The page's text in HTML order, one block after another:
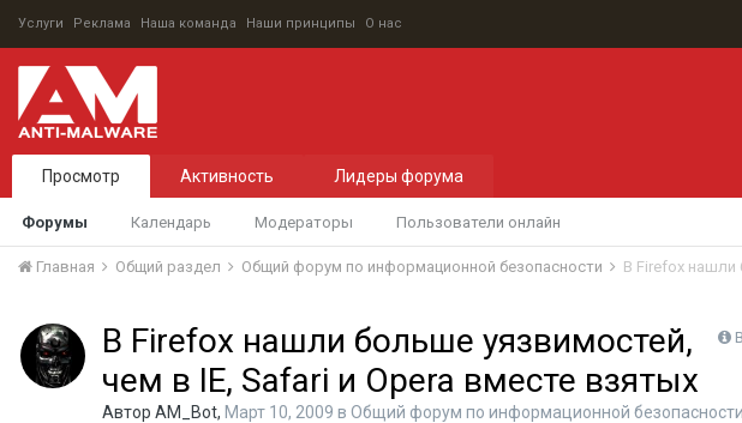
Услуги Реклама Наша команда Наши принципы О нас
Просмотр
Форумы Календарь Модераторы Пользователи онлайн
Активность Лидеры форума
Главная Общий раздел Общий форум по информационной безопасности В Firefox нашли
В Firefox нашли больше уязвимостей,
чем в IE, Safari и Opera вместе взятых
Автор AM_Bot, Март 10, 2009 в Общий форум по информационной безопасности